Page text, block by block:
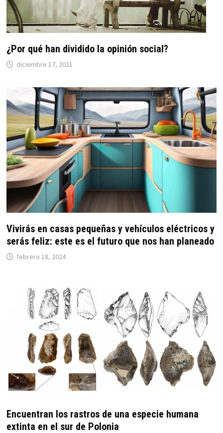
¿Por qué han dividido la opinión social?
diciembre 17, 2021
Vivirás en casas pequeñas y vehículos eléctricos y
serás feliz: este es el futuro que nos han planeado
febrero 18, 2024
Encuentran los rastros de una especie humana
extinta en el sur de Polonia